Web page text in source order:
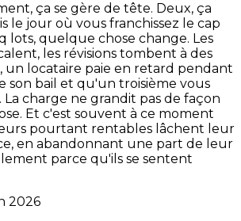
ça se gère de tête. Deux, ça
le jour où vous franchissez le cap
lots, quelque chose change. Les
les révisions tombent à des
un locataire paie en retard pendant
son bail et qu'un troisième vous
charge ne grandit pas de façon
Et c'est souvent à ce moment
pourtant rentables lâchent leur
en abandonnant une part de leur
parce qu'ils se sentent
2026